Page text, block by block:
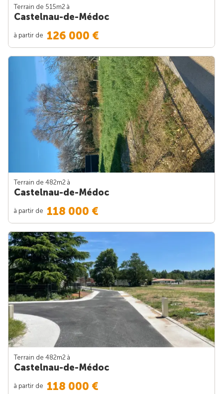
Terrain de 515m2 à
Castelnau-de-Médoc
à partir de 126 000 €
Terrain de 482m2 à
Castelnau-de-Médoc
à partir de 118 000 €
Terrain de 482m2 à
Castelnau-de-Médoc
à partir de 118 000 €